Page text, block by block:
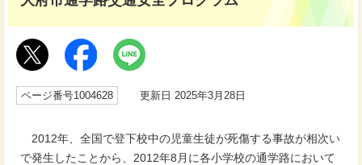
ページ番号1004628 更新日 2025年3月28日
2012年、全国で登下校中の児童生徒が死傷する事故が相次い
で発生したことから、2012年8月に各小学校の通学路において